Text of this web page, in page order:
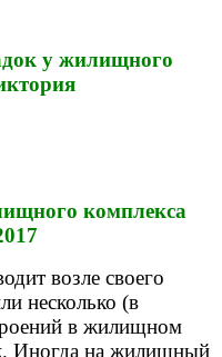
у жилищного
комплекса
возле своего
несколько (в
в жилищном
Иногда на жилищный